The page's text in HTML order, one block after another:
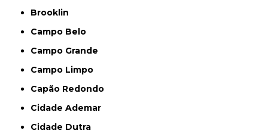
Brooklin
Campo Belo
Campo Grande
Campo Limpo
Capão Redondo
Cidade Ademar
Cidade Dutra